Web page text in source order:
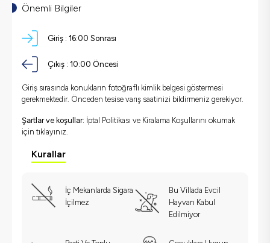
Önemli Bilgiler
Giriş : 16:00 Sonrası
Çıkış : 10:00 Öncesi
Giriş sırasında konukların fotoğraflı kimlik belgesi göstermesi
gerekmektedir. Önceden tesise varış saatinizi bildirmeniz gerekiyor.
Şartlar ve koşullar: İptal Politikası ve Kiralama Koşullarını okumak
için tıklayınız.
Kurallar
İç Mekanlarda Sigara
İçilmez
Bu Villada Evcil
Hayvan Kabul
Edilmiyor